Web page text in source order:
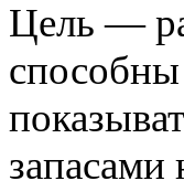
Цель —
запасами